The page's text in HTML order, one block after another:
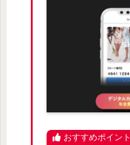
おすすめポイント